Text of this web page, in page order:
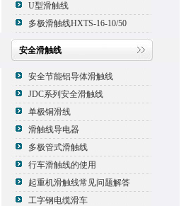
U型滑触线
多极滑触线HXTS-16-10/50
安全滑触线
安全节能铝导体滑触线
JDC系列安全滑触线
单极铜滑线
滑触线导电器
多极管式滑触线
行车滑触线的使用
起重机滑触线常见问题解答
工字钢电缆滑车